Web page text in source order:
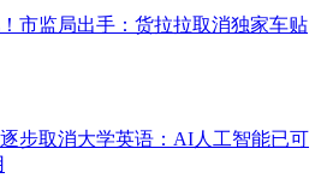
市监局出手：货拉拉取消独家车贴